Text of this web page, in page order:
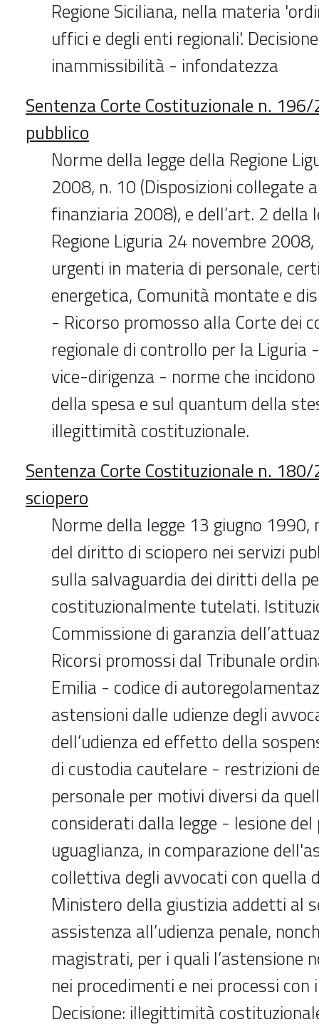
Regione Siciliana, nella materia
uffici e degli enti regionali'.
inammissibilità - infondatezza
Sentenza Corte Costituzionale n.
pubblico
Norme della legge della Regione
2008, n. 10 (Disposizioni collegate
finanziaria 2008), e dell’art. 2 della
Regione Liguria 24 novembre
urgenti in materia di personale,
energetica, Comunità montate e
- Ricorso promosso alla Corte dei
regionale di controllo per la Liguria
vice-dirigenza - norme che
della spesa e sul quantum della
illegittimità costituzionale.
Sentenza Corte Costituzionale n.
sciopero
Norme della legge 13 giugno 1990,
del diritto di sciopero nei servizi
sulla salvaguardia dei diritti della
costituzionalmente tutelati.
Commissione di garanzia
Ricorsi promossi dal Tribunale
Emilia - codice di
astensioni dalle udienze degli
dell’udienza ed effetto della
di custodia cautelare - restrizioni
personale per motivi diversi da
considerati dalla legge - lesione del
uguaglianza, in comparazione
collettiva degli avvocati con quella
Ministero della giustizia addetti al
assistenza all’udienza penale,
magistrati, per i quali l’astensione
nei procedimenti e nei processi
Decisione: illegittimità